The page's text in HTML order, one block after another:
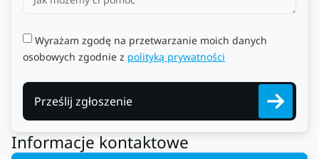
Wyrażam zgodę na przetwarzanie moich danych
osobowych zgodnie z polityką prywatności
Prześlij zgłoszenie
Informacje kontaktowe